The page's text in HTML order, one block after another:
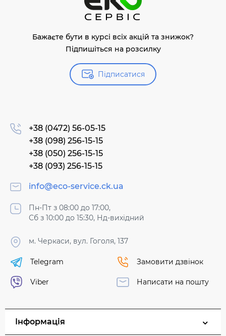
Бажаєте бути в курсі всіх акцій та знижок?
Підпишіться на розсилку
Підписатися
+38 (0472) 56-05-15
+38 (098) 256-15-15
+38 (050) 256-15-15
+38 (093) 256-15-15
info@eco-service.ck.ua
Пн-Пт з 08:00 до 17:00,
Сб з 10:00 до 15:30, Нд-вихідний
м. Черкаси, вул. Гоголя, 137
Telegram
Viber
Замовити дзвінок
Написати на пошту
Інформація